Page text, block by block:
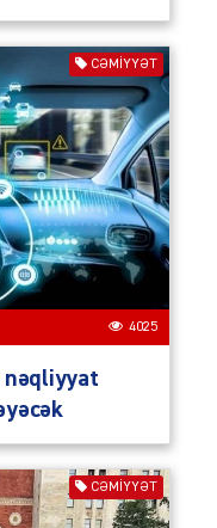
CƏMIYYƏT
4025
nəqliyyat
CƏMIYYƏT